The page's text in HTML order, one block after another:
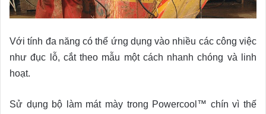
Với tính đa năng có thể ứng dụng vào nhiều các công việc
như đục lỗ, cắt theo mẫu một cách nhanh chóng và linh
hoạt.
Sử dụng bộ làm mát mày trong Powercool™ chín vì thế